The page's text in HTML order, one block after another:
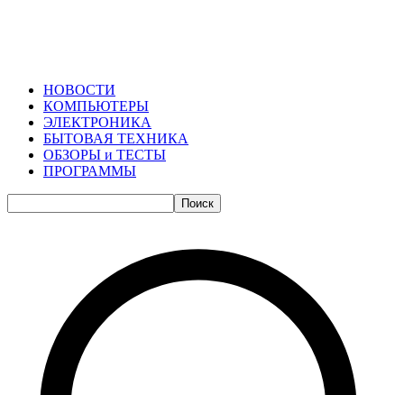
НОВОСТИ
КОМПЬЮТЕРЫ
ЭЛЕКТРОНИКА
БЫТОВАЯ ТЕХНИКА
ОБЗОРЫ и ТЕСТЫ
ПРОГРАММЫ
Поиск